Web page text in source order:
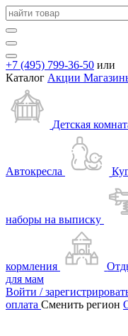
+7 (495) 799-36-50 или
Каталог Акции
Детская
Автокресла
наборы на выписку
кормления
для мам
Войти /
оплата Сменить регион